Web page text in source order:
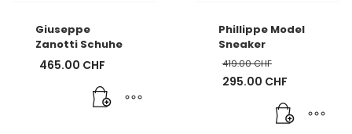
Giuseppe
Zanotti Schuhe
465.00 CHF
Phillippe Model
Sneaker
419.00CHF
Ursprünglicher
419.00 CHF
295.00 CHF
295.00 CHF.